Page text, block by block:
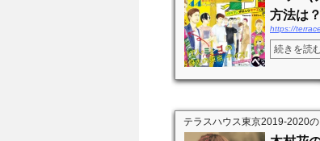
方法は
https://
続きを読
テラスハウス東京2019-2020の